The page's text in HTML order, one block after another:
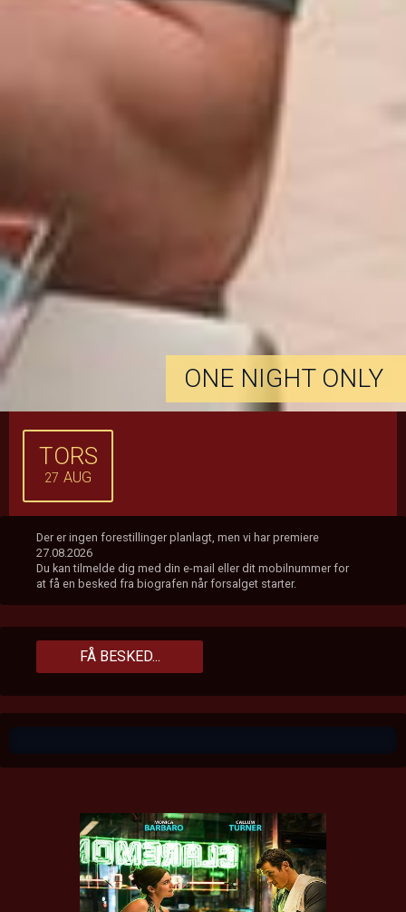
ONE NIGHT ONLY
TORS
27 AUG
Der er ingen forestillinger planlagt, men vi har premiere
27.08.2026
Du kan tilmelde dig med din e-mail eller dit mobilnummer for
at få en besked fra biografen når forsalget starter.
FÅ BESKED...